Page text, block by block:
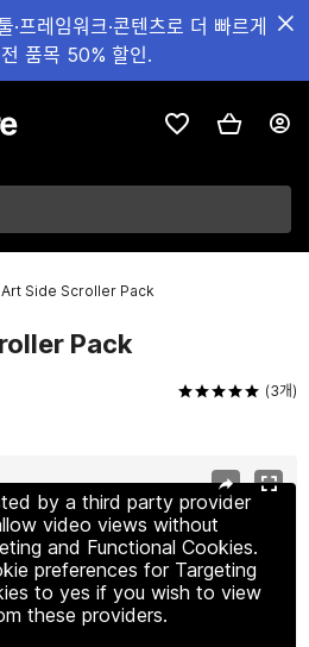
프레임워크·콘텐츠로 더 빠르게
품목 50% 할인.
Art Side Scroller Pack
Pack
(3개)
by a third party provider
video views without
and Functional Cookies.
preferences for Targeting
to yes if you wish to view
these providers.